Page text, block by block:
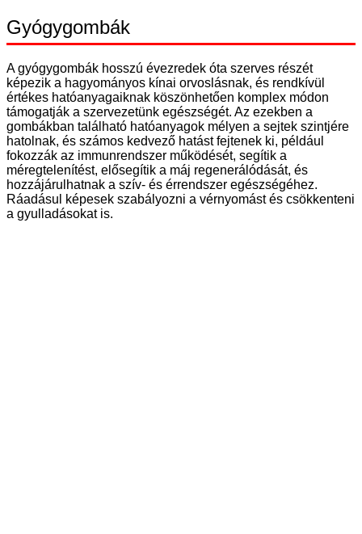
Gyógygombák
A gyógygombák hosszú évezredek óta szerves részét
képezik a hagyományos kínai orvoslásnak, és rendkívül
értékes hatóanyagaiknak köszönhetően komplex módon
támogatják a szervezetünk egészségét. Az ezekben a
gombákban található hatóanyagok mélyen a sejtek szintjére
hatolnak, és számos kedvező hatást fejtenek ki, például
fokozzák az immunrendszer működését, segítik a
méregtelenítést, elősegítik a máj regenerálódását, és
hozzájárulhatnak a szív- és érrendszer egészségéhez.
Ráadásul képesek szabályozni a vérnyomást és csökkenteni
a gyulladásokat is.